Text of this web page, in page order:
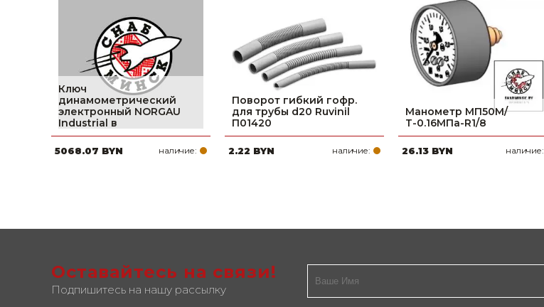
Ключ
динамометрический
электронный NORGAU
Industrial в
5068.07 BYN наличие:
Поворот гибкий гофр.
для трубы d20 Ruvinil
П01420
2.22 BYN наличие:
Манометр МП50М/
Т-0.16МПа-R1/8
26.13 BYN наличие:
Оставайтесь на связи!
Подпишитесь на нашу рассылку